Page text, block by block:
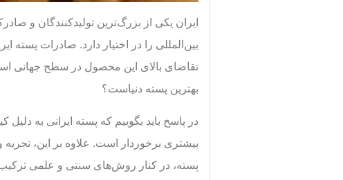
ایران یکی از بزرگ‌ترین تولیدکنندگان و
بین‌المللی را در اختیار دارد. صادرات پسته
تقاضای بالای این محصول در سطح جهانی
بهترین پسته دنیاست؟
در پاسخ باید بگوییم که پسته ایرانی به
بیشتری برخوردار است. علاوه بر این،
پسته، در کنار روش‌های سنتی و علمی